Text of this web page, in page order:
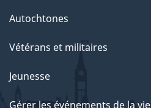
Autochtones
Vétérans et militaires
Jeunesse
Gérer les événements de la vie